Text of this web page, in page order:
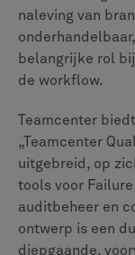
De
onderwerp van
Active
gebaseerde
als rommelig en
van de klant kan
de
klantenservice.